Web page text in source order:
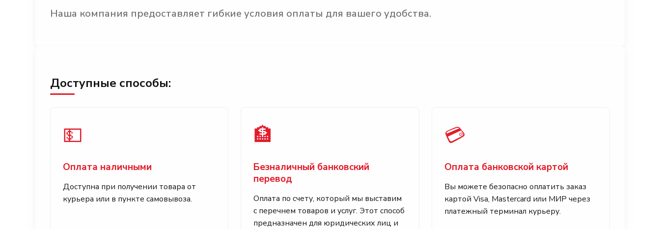
Наша компания предоставляет гибкие условия оплаты для вашего удобства.
Доступные способы:
💵
Оплата наличными
Доступна при получении товара от
курьера или в пункте самовывоза.
🏦
Безналичный банковский
перевод
Оплата по счету, который мы выставим
с перечнем товаров и услуг. Этот способ
предназначен для юридических лиц и
💳
Оплата банковской картой
Вы можете безопасно оплатить заказ
картой Visa, Mastercard или МИР через
платежный терминал курьеру.